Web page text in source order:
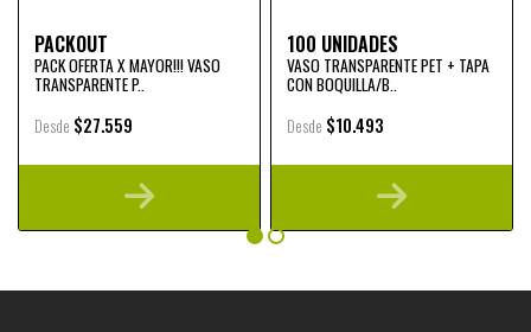
PACKOUT
PACK OFERTA X MAYOR!!! VASO
TRANSPARENTE P..
Desde $27.559
100 UNIDADES
VASO TRANSPARENTE PET + TAPA
CON BOQUILLA/B..
Desde $10.493